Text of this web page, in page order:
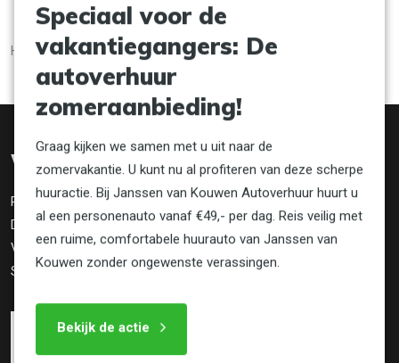
Home Voorwaarden
Website info
Privacy
Disclaimer
Voorwaarden
Sitemap
Speciaal voor de
vakantiegangers: De
autoverhuur
zomeraanbieding!
Graag kijken we samen met u uit naar de
zomervakantie. U kunt nu al profiteren van deze scherpe
huuractie. Bij Janssen van Kouwen Autoverhuur huurt u
al een personenauto vanaf €49,- per dag. Reis veilig met
een ruime, comfortabele huurauto van Janssen van
Kouwen zonder ongewenste verassingen.
Bekijk de actie